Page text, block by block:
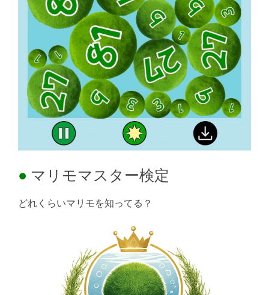
マリモマスター検定
どれくらいマリモを知ってる？